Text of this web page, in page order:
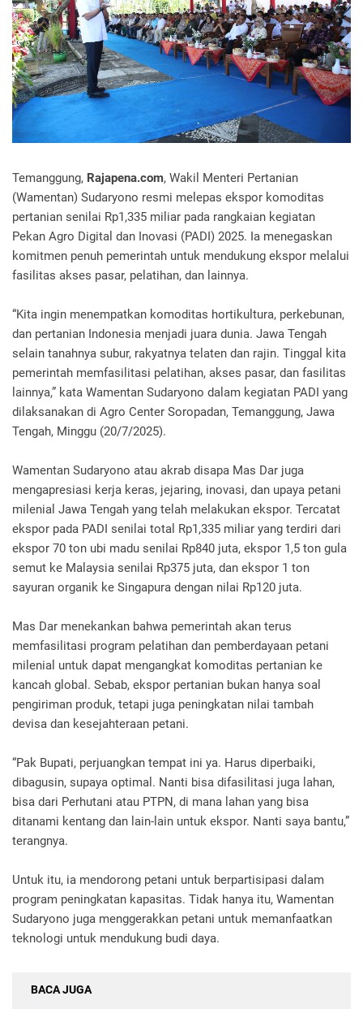
Temanggung, Rajapena.com, Wakil Menteri Pertanian
(Wamentan) Sudaryono resmi melepas ekspor komoditas
pertanian senilai Rp1,335 miliar pada rangkaian kegiatan
Pekan Agro Digital dan Inovasi (PADI) 2025. Ia menegaskan
komitmen penuh pemerintah untuk mendukung ekspor melalui
fasilitas akses pasar, pelatihan, dan lainnya.
“Kita ingin menempatkan komoditas hortikultura, perkebunan,
dan pertanian Indonesia menjadi juara dunia. Jawa Tengah
selain tanahnya subur, rakyatnya telaten dan rajin. Tinggal kita
pemerintah memfasilitasi pelatihan, akses pasar, dan fasilitas
lainnya,” kata Wamentan Sudaryono dalam kegiatan PADI yang
dilaksanakan di Agro Center Soropadan, Temanggung, Jawa
Tengah, Minggu (20/7/2025).
Wamentan Sudaryono atau akrab disapa Mas Dar juga
mengapresiasi kerja keras, jejaring, inovasi, dan upaya petani
milenial Jawa Tengah yang telah melakukan ekspor. Tercatat
ekspor pada PADI senilai total Rp1,335 miliar yang terdiri dari
ekspor 70 ton ubi madu senilai Rp840 juta, ekspor 1,5 ton gula
semut ke Malaysia senilai Rp375 juta, dan ekspor 1 ton
sayuran organik ke Singapura dengan nilai Rp120 juta.
Mas Dar menekankan bahwa pemerintah akan terus
memfasilitasi program pelatihan dan pemberdayaan petani
milenial untuk dapat mengangkat komoditas pertanian ke
kancah global. Sebab, ekspor pertanian bukan hanya soal
pengiriman produk, tetapi juga peningkatan nilai tambah
devisa dan kesejahteraan petani.
“Pak Bupati, perjuangkan tempat ini ya. Harus diperbaiki,
dibagusin, supaya optimal. Nanti bisa difasilitasi juga lahan,
bisa dari Perhutani atau PTPN, di mana lahan yang bisa
ditanami kentang dan lain-lain untuk ekspor. Nanti saya bantu,”
terangnya.
Untuk itu, ia mendorong petani untuk berpartisipasi dalam
program peningkatan kapasitas. Tidak hanya itu, Wamentan
Sudaryono juga menggerakkan petani untuk memanfaatkan
teknologi untuk mendukung budi daya.
BACA JUGA